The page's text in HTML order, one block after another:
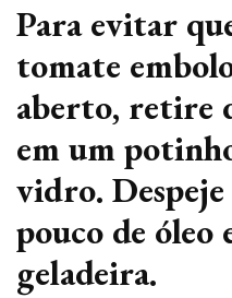
Para evitar
tomate
aberto, retire
em um
vidro.
pouco de óleo
geladeira.